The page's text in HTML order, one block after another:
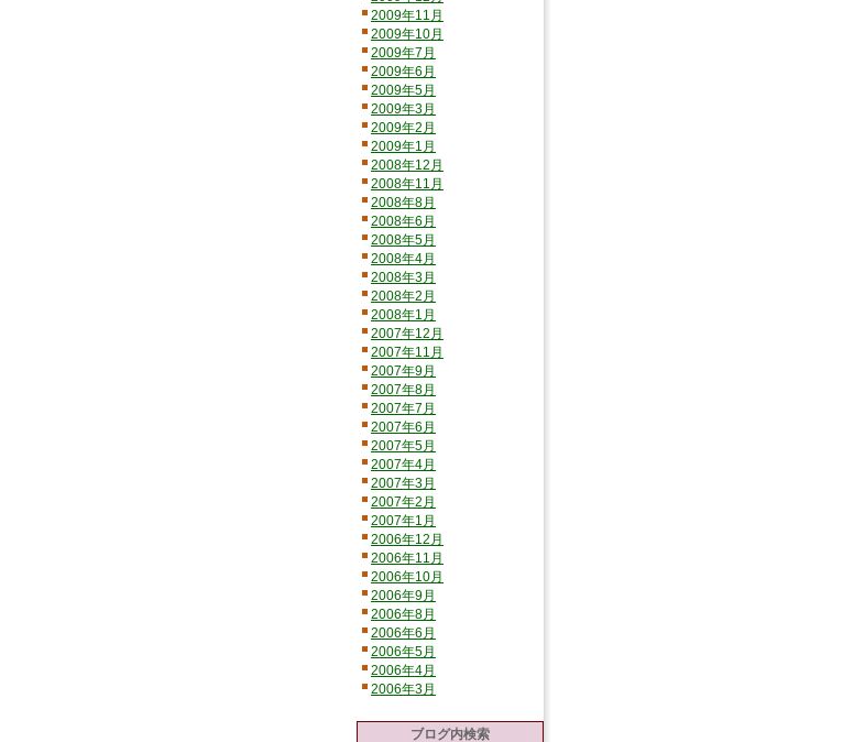
2009年11月
2009年10月
2009年7月
2009年6月
2009年5月
2009年3月
2009年2月
2009年1月
2008年12月
2008年11月
2008年8月
2008年6月
2008年5月
2008年4月
2008年3月
2008年2月
2008年1月
2007年12月
2007年11月
2007年9月
2007年8月
2007年7月
2007年6月
2007年5月
2007年4月
2007年3月
2007年2月
2007年1月
2006年12月
2006年11月
2006年10月
2006年9月
2006年8月
2006年6月
2006年5月
2006年4月
2006年3月
ブログ内検索